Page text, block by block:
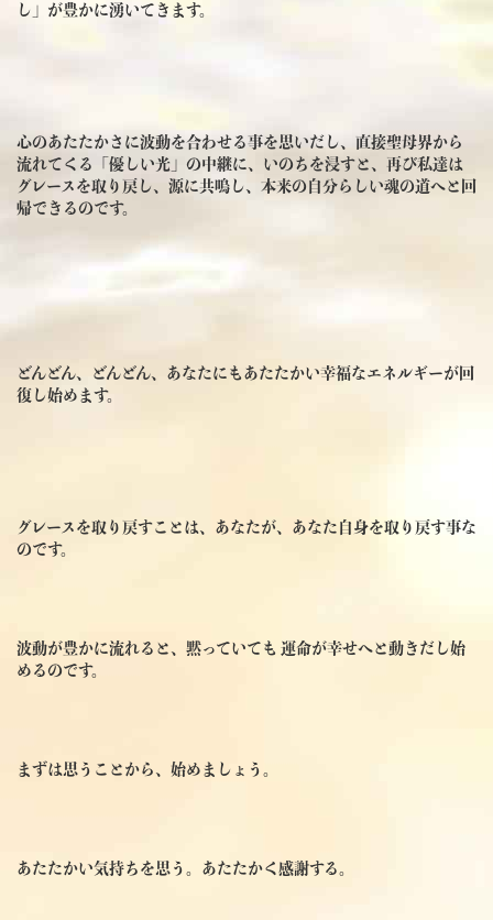
し」が豊かに湧いてきます。
心のあたたかさに波動を合わせる事を思いだし、直接聖母界から
流れてくる「優しい光」の中継に、いのちを浸すと、再び私達は
グレースを取り戻し、源に共鳴し、本来の自分らしい魂の道へと回
帰できるのです。
どんどん、どんどん、あなたにもあたたかい幸福なエネルギーが回
復し始めます。
グレースを取り戻すことは、あなたが、あなた自身を取り戻す事な
のです。
波動が豊かに流れると、黙っていても 運命が幸せへと動きだし始
めるのです。
まずは思うことから、始めましょう。
あたたかい気持ちを思う。あたたかく感謝する。